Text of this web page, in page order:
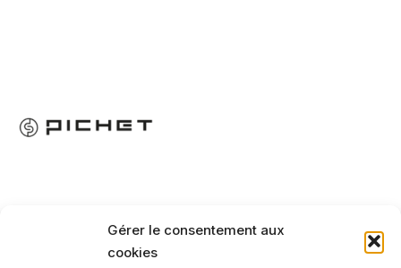
Gérer le consentement aux
cookies